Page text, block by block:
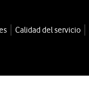
Calidad del servicio